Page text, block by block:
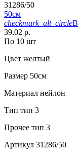
31286/50
50см
checkmark_alt_circle
39.02 р.
По 10 шт
Цвет желтый
Размер 50см
Материал нейлон
Тип тип 3
Прочее тип 3
Артикул 31286/50